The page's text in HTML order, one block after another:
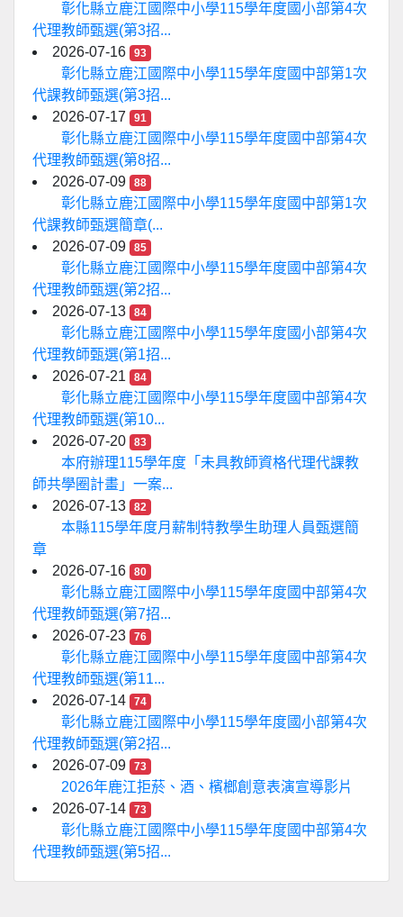
彰化縣立鹿江國際中小學115學年度國小部第4次
代理教師甄選(第3招...
2026-07-16
93
彰化縣立鹿江國際中小學115學年度國中部第1次
代課教師甄選(第3招...
2026-07-17
91
彰化縣立鹿江國際中小學115學年度國中部第4次
代理教師甄選(第8招...
2026-07-09
88
彰化縣立鹿江國際中小學115學年度國中部第1次
代課教師甄選簡章(...
2026-07-09
85
彰化縣立鹿江國際中小學115學年度國中部第4次
代理教師甄選(第2招...
2026-07-13
84
彰化縣立鹿江國際中小學115學年度國小部第4次
代理教師甄選(第1招...
2026-07-21
84
彰化縣立鹿江國際中小學115學年度國中部第4次
代理教師甄選(第10...
2026-07-20
83
本府辦理115學年度「未具教師資格代理代課教
師共學圈計畫」一案...
2026-07-13
82
本縣115學年度月薪制特教學生助理人員甄選簡
章
2026-07-16
80
彰化縣立鹿江國際中小學115學年度國中部第4次
代理教師甄選(第7招...
2026-07-23
76
彰化縣立鹿江國際中小學115學年度國中部第4次
代理教師甄選(第11...
2026-07-14
74
彰化縣立鹿江國際中小學115學年度國小部第4次
代理教師甄選(第2招...
2026-07-09
73
2026年鹿江拒菸、酒、檳榔創意表演宣導影片
2026-07-14
73
彰化縣立鹿江國際中小學115學年度國中部第4次
代理教師甄選(第5招...